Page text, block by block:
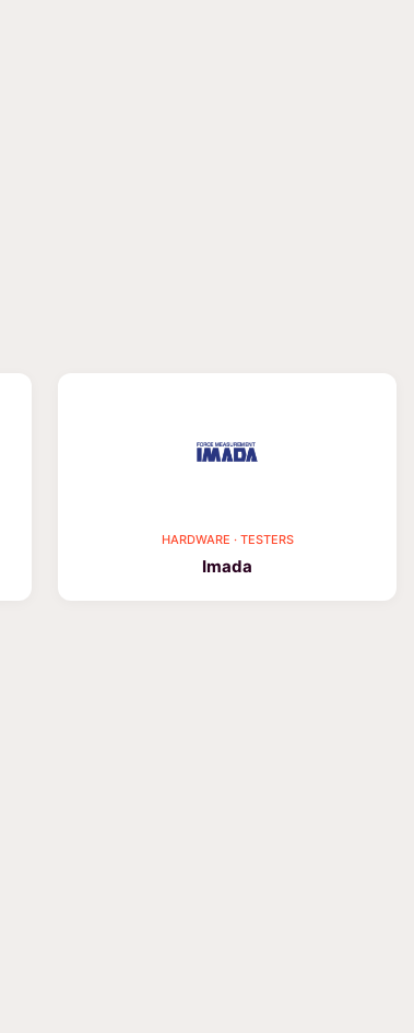
HARDWARE · TESTERS
Imada